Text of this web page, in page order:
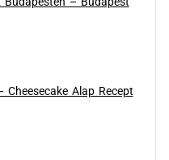
Alap Recept